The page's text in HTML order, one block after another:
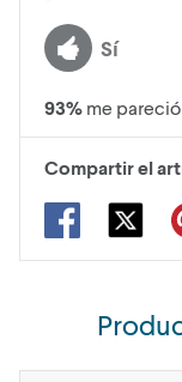
Sí
93% me
Compartir el